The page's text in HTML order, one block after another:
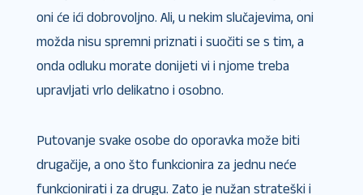
oni će ići dobrovoljno. Ali, u nekim slučajevima, oni
možda nisu spremni priznati i suočiti se s tim, a
onda odluku morate donijeti vi i njome treba
upravljati vrlo delikatno i osobno.
Putovanje svake osobe do oporavka može biti
drugačije, a ono što funkcionira za jednu neće
funkcionirati i za drugu. Zato je nužan strateški i